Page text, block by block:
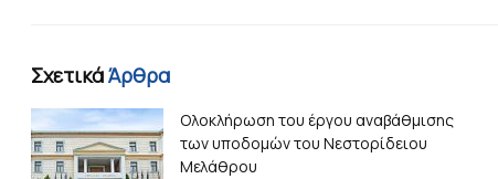
ΣχετικάΆρθρα
Ολοκλήρωση του έργου αναβάθμισης
των υποδομών του Νεστορίδειου
Μελάθρου